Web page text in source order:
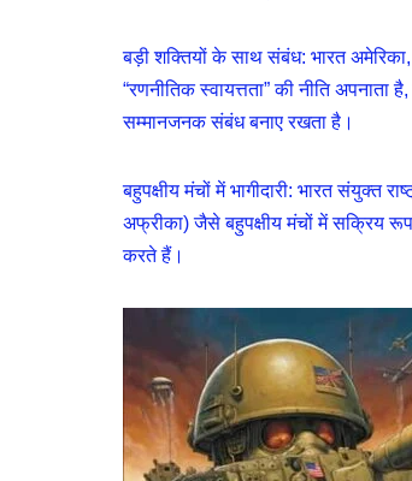
बड़ी शक्तियों के साथ संबंध: भारत
“रणनीतिक स्वायत्तता” की नीति
सम्मानजनक संबंध बनाए रखता है।
बहुपक्षीय मंचों में भागीदारी: भारत
अफ्रीका) जैसे बहुपक्षीय मंचों में सक्रिय रूप
करते हैं।